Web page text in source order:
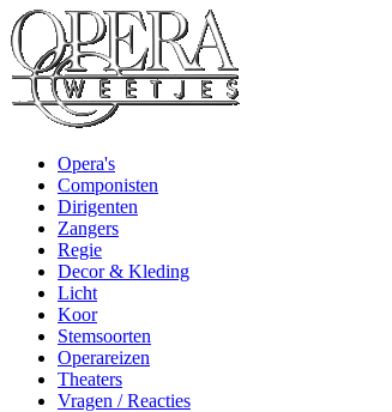
Opera's
Componisten
Dirigenten
Zangers
Regie
Decor & Kleding
Licht
Koor
Stemsoorten
Operareizen
Theaters
Vragen / Reacties